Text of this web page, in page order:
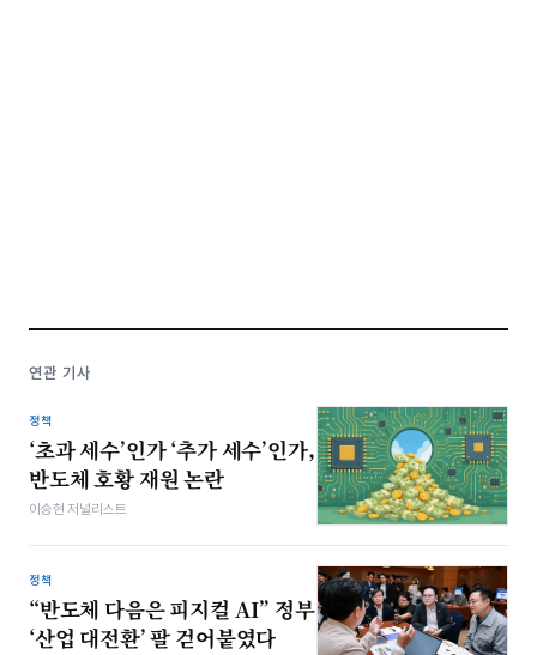
연관 기사
정책
‘초과 세수’인가 ‘추가 세수’인가,
반도체 호황 재원 논란
이승현 저널리스트
정책
“반도체 다음은 피지컬 AI” 정부
‘산업 대전환’ 팔 걷어붙였다